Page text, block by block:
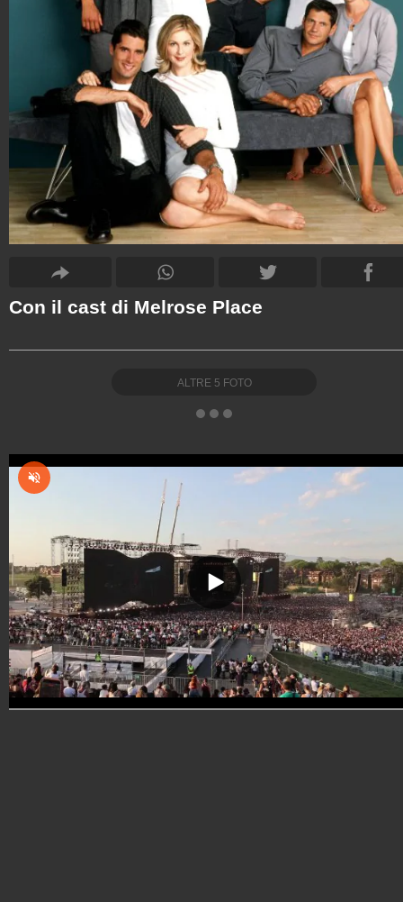
Con il cast di Melrose Place
ALTRE 5 FOTO